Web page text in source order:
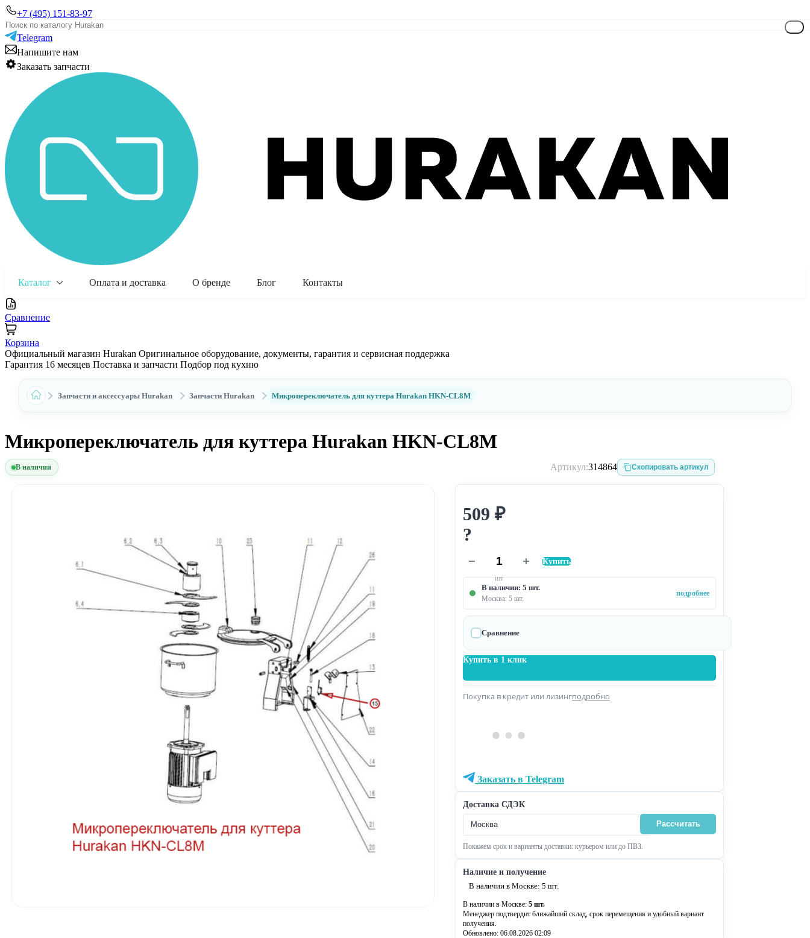
+7 (495) 151-83-97
Telegram
Напишите нам
Заказать запчасти
Каталог Оплата и доставка О бренде Блог Контакты
Сравнение
Корзина
Официальный магазин Hurakan Оригинальное оборудование, документы, гарантия и сервисная поддержка
Гарантия 16 месяцев Поставка и запчасти Подбор под кухню
Запчасти и аксессуары Hurakan Запчасти Hurakan Микропереключатель для куттера Hurakan HKN-CL8M
Микропереключатель для куттера Hurakan HKN-CL8M
В наличии Артикул:314864 Скопировать артикул
509 ₽
?
шт
Купить
В наличии: 5 шт.
Москва: 5 шт.
подробнее
Сравнение
Купить в 1 клик
Покупка в кредит или лизингподробно
Заказать в Telegram
Доставка СДЭК
Рассчитать
Покажем срок и варианты доставки: курьером или до ПВЗ.
Наличие и получение
В наличии в Москве: 5 шт.
В наличии в Москве: 5 шт.
Менеджер подтвердит ближайший склад, срок перемещения и удобный вариант
получения.
Обновлено: 06.08.2026 02:09